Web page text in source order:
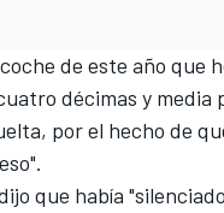
de este año que
décimas y media
por el hecho de
que había